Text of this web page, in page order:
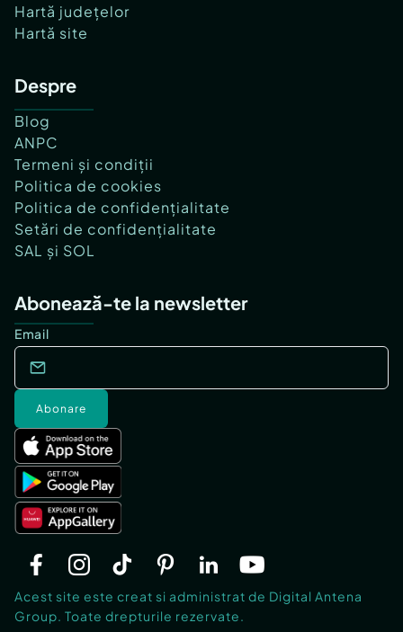
Hartă județelor
Hartă site
Despre
Blog
ANPC
Termeni și condiții
Politica de cookies
Politica de confidențialitate
Setări de confidențialitate
SAL și SOL
Abonează-te la newsletter
Email
Abonare
Acest site este creat si administrat de Digital Antena
Group. Toate drepturile rezervate.